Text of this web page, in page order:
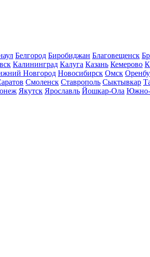
Белгород Биробиджан Благовещенск
Калининград Калуга Казань Кемерово
Новгород Новосибирск Омск
Смоленск Ставрополь Сыктывкар
Якутск Ярославль Йошкар-Ола Южно-